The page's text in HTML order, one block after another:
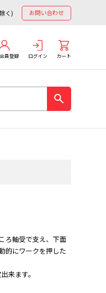
く) お問い合わせ
員登録 ログイン カート
ろ軸受で支え、下面
的にワークを押した
来ます。